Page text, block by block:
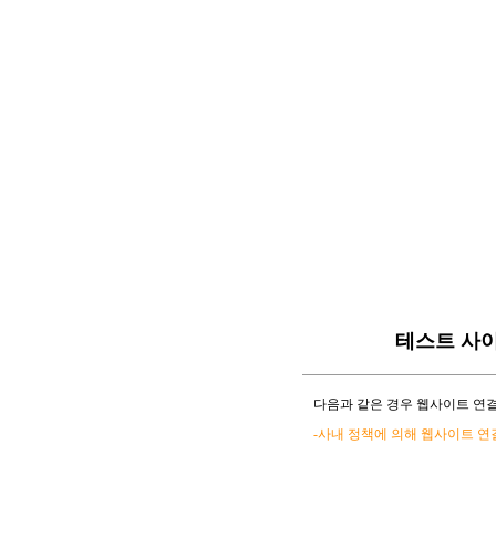
테스트 사
다음과 같은 경우 웹사이트 연
-사내 정책에 의해 웹사이트